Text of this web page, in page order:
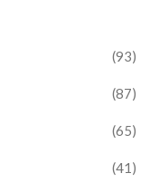
(93)
(87)
(65)
(41)